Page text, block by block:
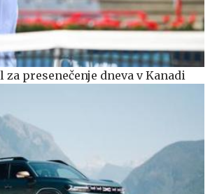
presenečenje dneva v Kanadi